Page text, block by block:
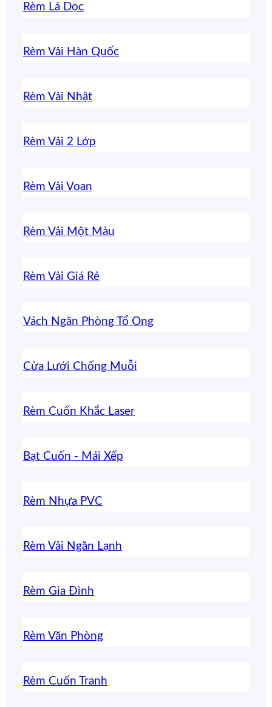
Rèm Lá Dọc
Rèm Vải Hàn Quốc
Rèm Vải Nhật
Rèm Vải 2 Lớp
Rèm Vải Voan
Rèm Vải Một Màu
Rèm Vải Giá Rẻ
Vách Ngăn Phòng Tổ Ong
Cửa Lưới Chống Muỗi
Rèm Cuốn Khắc Laser
Bạt Cuốn - Mái Xếp
Rèm Nhựa PVC
Rèm Vải Ngăn Lạnh
Rèm Gia Đình
Rèm Văn Phòng
Rèm Cuốn Tranh